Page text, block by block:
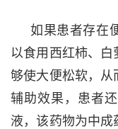
如果患者存在
以食用 西红柿、白
够使大便松软，从
辅助效果，患者
液，该药物为中成